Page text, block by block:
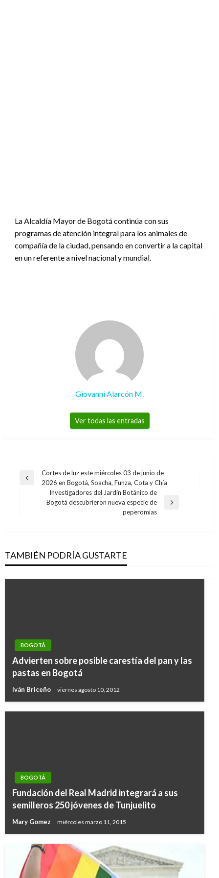
La Alcaldía Mayor de Bogotá continúa con sus
programas de atención integral para los animales de
compañía de la ciudad, pensando en convertir a la capital
en un referente a nivel nacional y mundial.
Giovanni Alarcón M.
Ver todas las entradas
Navegación
entradas
Entrada
Cortes de luz este miércoles 03 de junio de
2026 en Bogotá, Soacha, Funza, Cota y Chía
Entrada
Investigadores del Jardín Botánico de
Bogotá descubrieron nueva especie de
peperomias
TAMBIÉN PODRÍA GUSTARTE
BOGOTÁ
Advierten sobre posible carestía del pan y las
pastas en Bogotá
Iván Briceño viernes agosto 10, 2012
BOGOTÁ
Fundación del Real Madrid integrará a sus
semilleros 250 jóvenes de Tunjuelito
Mary Gomez miércoles marzo 11, 2015